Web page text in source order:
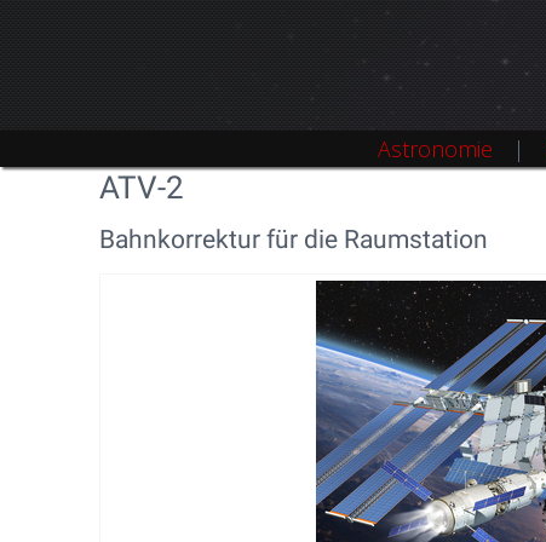
Astronomie
ATV-2
Bahnkorrektur für die Raumstation